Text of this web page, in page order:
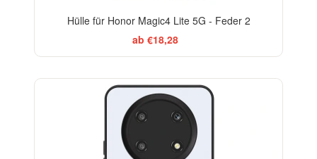
Hülle für Honor Magic4 Lite 5G - Feder 2
ab €18,28